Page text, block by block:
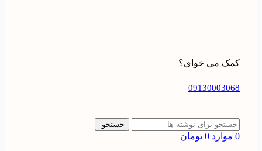
کمک می خوای؟
09130003068
جستجو
0 موارد 0 تومان